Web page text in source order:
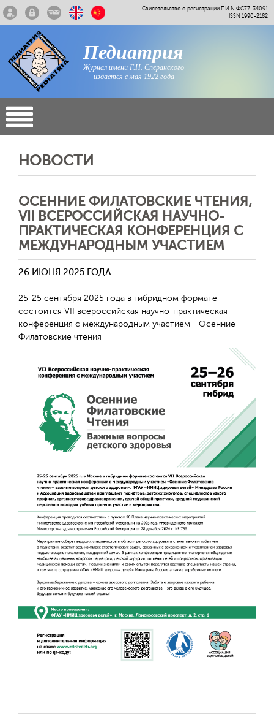
Свидетельство о регистрации ПИ N ФС77-34091
ISSN 1990-2182
Педиатрия
Журнал имени Г.Н. Сперанского
издается с мая 1922 года
НОВОСТИ
ОСЕННИЕ ФИЛАТОВСКИЕ ЧТЕНИЯ,
VII ВСЕРОССИЙСКАЯ НАУЧНО-
ПРАКТИЧЕСКАЯ КОНФЕРЕНЦИЯ С
МЕЖДУНАРОДНЫМ УЧАСТИЕМ
26 ИЮНЯ 2025 ГОДА
25-25 сентября 2025 года в гибридном формате
состоится VII всероссийская научно-практическая
конференция с международным участием - Осенние
Филатовские чтения